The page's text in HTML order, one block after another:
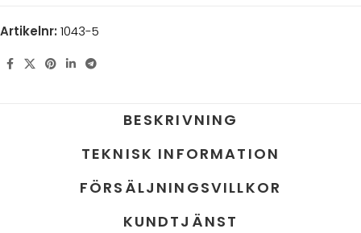
Artikelnr: 1043-5
BESKRIVNING
TEKNISK INFORMATION
FÖRSÄLJNINGSVILLKOR
KUNDTJÄNST